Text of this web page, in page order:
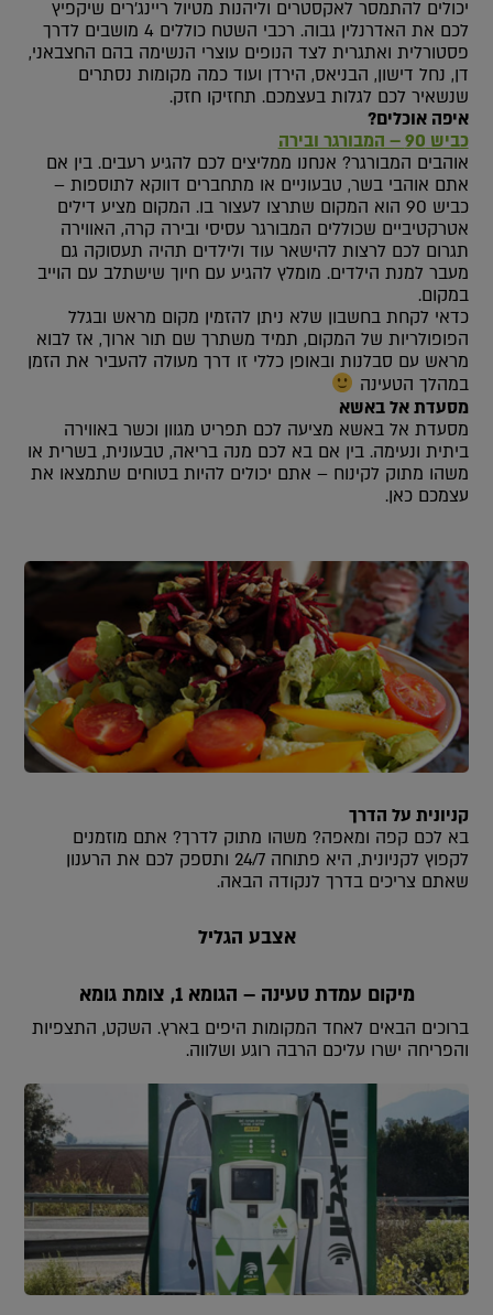
יכולים להתמסר לאקסטרים וליהנות מטיול ריינג’רים שיקפיץ
לכם את האדרנלין גבוה. רכבי השטח כוללים 4 מושבים לדרך
פסטורלית ואתגרית לצד הנופים עוצרי הנשימה בהם החצבאני,
דן, נחל דישון, הבניאס, הירדן ועוד כמה מקומות נסתרים
שנשאיר לכם לגלות בעצמכם. תחזיקו חזק.
איפה אוכלים?
כביש 90 – המבורגר ובירה
אוהבים המבורגר? אנחנו ממליצים לכם להגיע רעבים. בין אם
אתם אוהבי בשר, טבעוניים או מתחברים דווקא לתוספות –
כביש 90 הוא המקום שתרצו לעצור בו. המקום מציע דילים
אטרקטיביים שכוללים המבורגר עסיסי ובירה קרה, האווירה
תגרום לכם לרצות להישאר עוד ולילדים תהיה תעסוקה גם
מעבר למנת הילדים. מומלץ להגיע עם חיוך שישתלב עם הוייב
במקום.
כדאי לקחת בחשבון שלא ניתן להזמין מקום מראש ובגלל
הפופולריות של המקום, תמיד משתרך שם תור ארוך, אז לבוא
מראש עם סבלנות ובאופן כללי זו דרך מעולה להעביר את הזמן
במהלך הטעינה
מסעדת אל באשא
מסעדת אל באשא מציעה לכם תפריט מגוון וכשר באווירה
ביתית ונעימה. בין אם בא לכם מנה בריאה, טבעונית, בשרית או
משהו מתוק לקינוח – אתם יכולים להיות בטוחים שתמצאו את
עצמכם כאן.
קניונית על הדרך
בא לכם קפה ומאפה? משהו מתוק לדרך? אתם מוזמנים
לקפוץ לקניונית, היא פתוחה 24/7 ותספק לכם את הרענון
שאתם צריכים בדרך לנקודה הבאה.
אצבע הגליל
מיקום עמדת טעינה – הגומא 1, צומת גומא
ברוכים הבאים לאחד המקומות היפים בארץ. השקט, התצפיות
והפריחה ישרו עליכם הרבה רוגע ושלווה.